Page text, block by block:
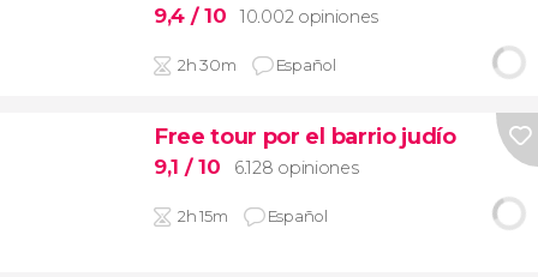
9,4 / 10 10.002 opiniones
2h 30m Español
Free tour por el barrio judío
9,1 / 10 6.128 opiniones
2h 15m Español